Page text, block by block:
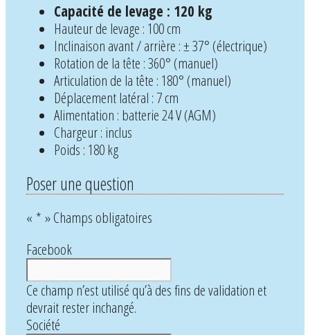
Capacité de levage : 120 kg
Hauteur de levage : 100 cm
Inclinaison avant / arrière : ± 37° (électrique)
Rotation de la tête : 360° (manuel)
Articulation de la tête : 180° (manuel)
Déplacement latéral : 7 cm
Alimentation : batterie 24 V (AGM)
Chargeur : inclus
Poids : 180 kg
Poser une question
« * » Champs obligatoires
Facebook
Ce champ n’est utilisé qu’à des fins de validation et
devrait rester inchangé.
Société